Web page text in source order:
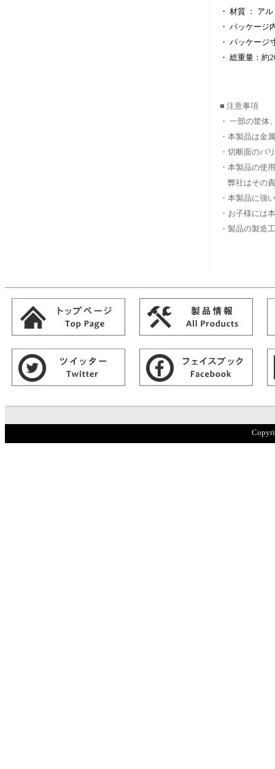
・ 材質 ：
・ パッケージ
・ パッケージ
・ 総重量：約
■ 注意事項
・ 一部の筐体
・本製品は金
・切断面のバ
・本製品の使
弊社はその
・本製品に強
・お子様には
・製品の製造